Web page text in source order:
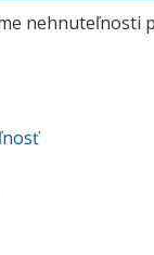
nehnuteľnosti